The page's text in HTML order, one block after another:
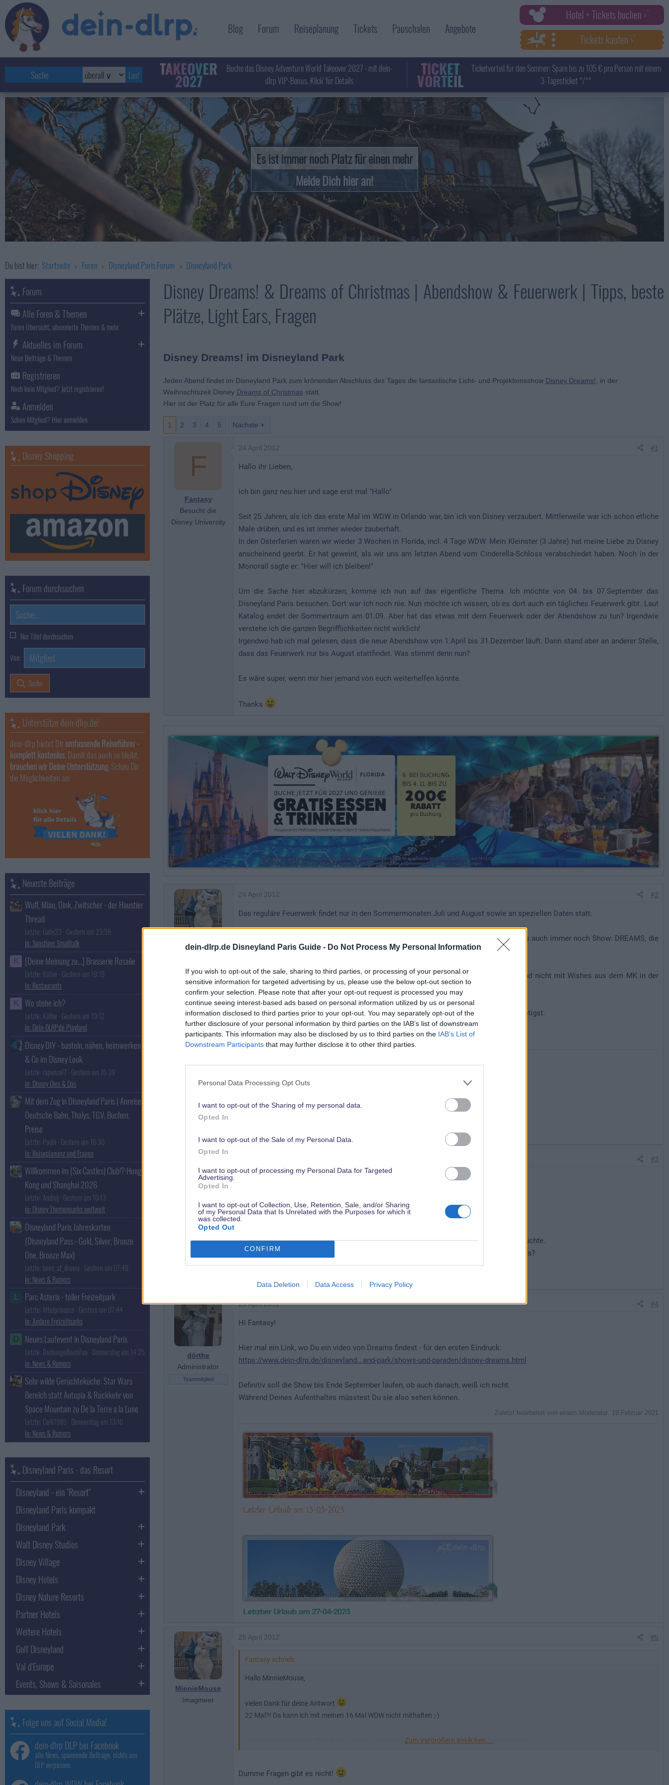
dein-dlrp.de Disneyland Paris Guide - Do Not Process My Personal Information
If you wish to opt-out of the sale, sharing to third parties, or processing of your personal or
sensitive information for targeted advertising by us, please use the below opt-out section to
confirm your selection. Please note that after your opt-out request is processed you may
continue seeing interest-based ads based on personal information utilized by us or personal
information disclosed to third parties prior to your opt-out. You may separately opt-out of the
further disclosure of your personal information by third parties on the IAB’s list of downstream
participants. This information may also be disclosed by us to third parties on the IAB’s List of
Downstream Participants that may further disclose it to other third parties.
Personal Data Processing Opt Outs
I want to opt-out of the Sharing of my personal data.
Opted In
I want to opt-out of the Sale of my Personal Data.
Opted In
I want to opt-out of processing my Personal Data for Targeted
Advertising.
Opted In
I want to opt-out of Collection, Use, Retention, Sale, and/or Sharing
of my Personal Data that Is Unrelated with the Purposes for which it
was collected.
Opted Out
CONFIRM
Data Deletion Data Access Privacy Policy
Blog Forum Reiseplanung Tickets Pauschalen Angebote
Hotel + Tickets buchen ›
Tickets kaufen ›
TAKEOVER
2027
Buche das Disney Adventure World Takeover 2027 - mit dein-
dlrp VIP-Bonus. Klick' für Details
TICKET
VORTEIL
Ticketvorteil für den Sommer: Spare bis zu 105 € pro Person mit einem
3-Tagesticket */**
Es ist immer noch Platz für einen mehr
Melde Dich hier an!
Du bist hier: Startseite Foren Disneyland Paris Forum Disneyland Park
Disney Dreams! & Dreams of Christmas | Abendshow & Feuerwerk | Tipps, beste
Plätze, Light Ears, Fragen
Disney Dreams! im Disneyland Park
Jeden Abend findet im Disneyland Park zum krönenden Abschluss des Tages die fantastische Licht- und Projektionsshow Disney Dreams! , in der
Weihnachtszeit Disney Dreams of Christmas statt.
Hier ist der Platz für alle Eure Fragen rund um die Show!
1 2 3 4 5 Nächste
F
Fantasy
Besucht die
Disney University
24 April 2012 #1
Hallo ihr Lieben,
ich bin ganz neu hier und sage erst mal "Hallo"
Seit 25 Jahren, als ich das erste Mal im WDW in Orlando war, bin ich von Disney verzaubert. Mittlerweile war ich schon etliche
Male drüben, und es ist immer wieder zauberhaft.
In den Osterferien waren wir wieder 3 Wochen in Florida, incl. 4 Tage WDW. Mein Kleinster (3 Jahre) hat meine Liebe zu Disney
anscheinend geerbt. Er hat geweint, als wir uns am letzten Abend vom Cinderella-Schloss verabschiedet haben. Noch in der
Monorail sagte er: "Hier will ich bleiben!"
Um die Sache hier abzukürzen, komme ich nun auf das eigentliche Thema. Ich möchte von 04. bis 07.September das
Disneyland Paris besuchen. Dort war ich noch nie. Nun möchte ich wissen, ob es dort auch ein tägliches Feuerwerk gibt. Laut
Katalog endet der Sommertraum am 01.09. Aber hat das etwas mit dem Feuerwerk oder der Abendshow zu tun? Irgendwie
verstehe ich die ganzen Begrifflichkeiten nicht wirklich!
Irgendwo hab ich mal gelesen, dass die neue Abendshow von 1.April bis 31.Dezember läuft. Dann stand aber an anderer Stelle,
dass das Feuerwerk nur bis August stattfindet. Was stimmt denn nun?
Es wäre super, wenn mir hier jemand von euch weiterhelfen könnte.
Thanks
MinnieMouse
24 April 2012 #2
Das reguläre Feuerwerk findet nur in den Sommermonaten Juli und August sowie an speziellen Daten statt.
Dieses Jahr läuft das 20jährige Jubiläum mit der täglichen Wasser,Licht, Feuer und was auch immer noch Show: DREAMS, die
seinesgleichen sucht.
... Wobei Dreams eher mit Fantasmic (wobei Dreams besser ist) zu vergleichen ist und nicht mit Wishes aus dem MK in der
WDW.
Auf dieser Seite hier, dlrpmagic und der offiziellen DLP HP gibt es alle Infos die Du benötigst.
Wir sind nächste Woche zum 22 Mal im DLP unterwegs.
F
Fantasy
Besucht die
Disney University
#3
vielen Dank für deine Antwort
22 Mal?! Da kann ich mit meinen 16 Mal WDW nicht mithalten ;-)
Leider hab ich auf der offiziellen HP von Disneyland Paris nicht gefunden, wonach ich suchte.
Wie lange läuft denn die Abendshow "Dreams"? Nur bis August oder bis Ende des Jahres?
dörthe
Administrator
Teammitglied
25 April 2012 #4
Hi Fantasy!
Hier mal ein Link, wo Du ein video von Dreams findest - für den ersten Eindruck:
https://www.dein-dlrp.de/disneyland...and-park/shows-und-paraden/disney-dreams.html
Definitiv soll die Show bis Ende September laufen, ob auch danach, weiß ich nicht.
Während Deines Aufenthaltes müsstest Du sie also sehen können.
Zuletzt bearbeitet von einem Moderator: 19 Februar 2021
MinnieMouse
Imagineer
25 April 2012 #5
Fantasy schrieb:
Hallo MinnieMouse,
vielen Dank für deine Antwort
22 Mal?! Da kann ich mit meinen 16 Mal WDW nicht mithalten ;-)
Leider hab ich auf der offiziellen HP von Disneyland Paris nicht gefunden, wonach ich suchte.
Sorry, für die dumme Fragerei!
Zum Vergrößern anklicken....
Dumme Fragen gibt es nicht!
Forum
Alle Foren & Themen
Foren Übersicht, abonnierte Themen & mehr
Aktuelles im Forum
Neue Beiträge & Themen
Registrieren
Noch kein Mitglied? Jetzt registrieren!
Anmelden
Schon Mitglied? Hier anmelden
Disney Shopping
Forum durchsuchen
Nur Titel durchsuchen
Von:
Suche
Unterstütze dein-dlrp.de!
dein-dlrp bietet Dirumfassende Reiseführer -
komplett kostenlos. Damit das auch so bleibt,
brauchen wir Deine Unterstützung. Schau Dir
die Möglichkeiten an:
Neueste Beiträge
Wuff, Miau, Oink, Zwitscher - der Haustier
Thread
Letzte: Gaby23 Gestern um 23:59
Sonstiger Smalltalk
K [Deine Meinung zu...] Brasserie Rosalie
Letzte: Käthe Gestern um 19:19
Restaurants
K Wo stehe ich?
Letzte: Käthe Gestern um 19:12
Dein-DLRP.de Playland
Disney DIY - basteln, nähen, heimwerken
& Co im Disney Look
Letzte: rapunzel7 Gestern um 16:39
Disney Dies & Das
Mit dem Zug in Disneyland Paris | Anreise,
Deutsche Bahn, Thalys, TGV, Buchen,
Preise
Letzte: Pachi Gestern um 16:30
Reiseplanung und Fragen
Willkommen im (Six Castles) Club!? Hong
Kong und Shanghai 2026
Letzte: Andrej Gestern um 10:13
Disney Themenparks weltweit
Disneyland Paris Jahreskarten
(Disneyland Pass - Gold, Silver, Bronze
One, Bronze Max)
Letzte: bees_at_disney Gestern um 07:49
News & Rumors
L Parc Asterix - toller Freizeitpark
Letzte: littelprincess Gestern um 07:44
Andere Freizeitparks
D Neues Laufevent in Disneyland Paris
Letzte: DschungelbuchFan Donnerstag um 14:25
News & Rumors
Sehr wilde Gerüchteküche: Star Wars
Bereich statt Autopia & Rückkehr von
Space Mountain zu De la Terre a la Lune
Letzte: Celli1985 Donnerstag um 13:10
News & Rumors
Disneyland Paris - das Resort
Disneyland - ein "Resort"
Disneyland Paris kompakt
Disneyland Park
Walt Disney Studios
Disney Village
Disney Hotels
Disney Nature Resorts
Partner Hotels
Weitere Hotels
Golf Disneyland
Val d'Europe
Events, Shows & Saisonales
Folge uns auf Social Media!
dein-dlrp DLP bei Facebook
alle News, spannende Beiträge, nichts aus
DLP verpassen